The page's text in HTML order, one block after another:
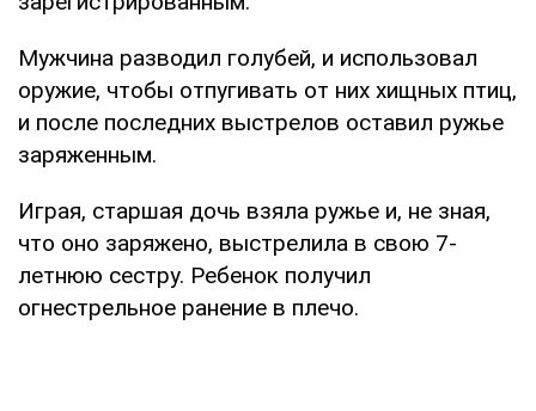
Мужчина разводил голубей, и использовал
оружие, чтобы отпугивать от них хищных птиц,
и после последних выстрелов оставил ружье
заряженным.
Играя, старшая дочь взяла ружье и, не зная,
что оно заряжено, выстрелила в свою 7-
летнюю сестру. Ребенок получил
огнестрельное ранение в плечо.